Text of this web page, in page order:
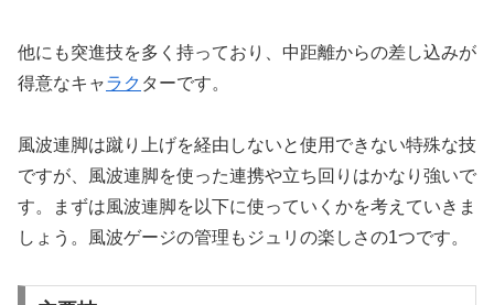
他にも突進技を多く持っており、中距離からの差し込みが
得意なキャラク ターです。
風波連脚は蹴り上げを経由しないと使用できない特殊な技
ですが、風波連脚を使った連携や立ち回りはかなり強いで
す。まずは風波連脚を以下に使っていくかを考えていきま
しょう。風波ゲージの管理もジュリの楽しさの1つです。